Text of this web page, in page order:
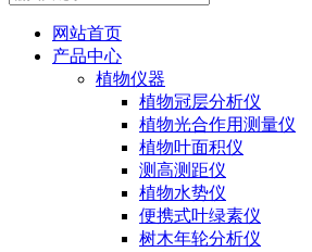
网站首页
产品中心
植物仪器
植物冠层分析仪
植物光合作用测量仪
植物叶面积仪
测高测距仪
植物水势仪
便携式叶绿素仪
树木年轮分析仪